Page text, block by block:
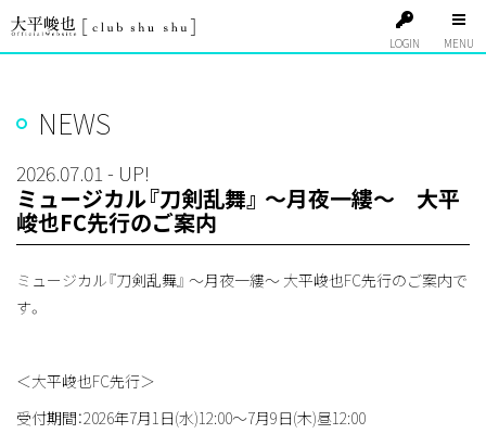
LOGIN
NEWS
2026.07.01 - UP!
ミュージカル『刀剣乱舞』 ～月夜一縷～ 大平
峻也FC先行のご案内
ミュージカル『刀剣乱舞』 ～月夜一縷～ 大平峻也FC先行のご案内で
す。
＜大平峻也FC先行＞
受付期間：2026年7月1日(水)12:00〜7月9日(木)昼12:00